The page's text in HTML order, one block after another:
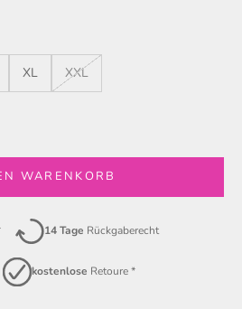
XL XXL
WARENKORB
14 Tage Rückgaberecht
kostenlose Retoure *